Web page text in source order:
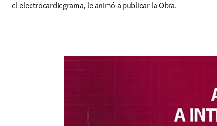
el electrocardiograma, le animó a publicar la Obra.